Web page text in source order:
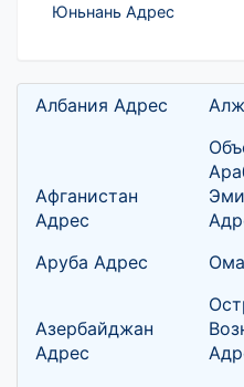
Юньнань Адрес
Албания Адрес
Афганистан
Адрес
Аруба Адрес
Азербайджан
Адрес